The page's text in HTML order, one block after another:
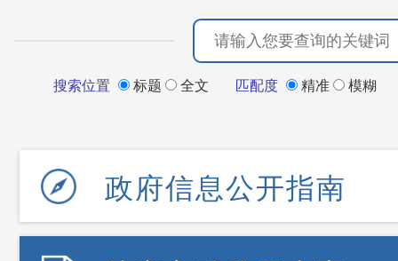
搜索位置 标题 全文 匹配度 精准 模糊
政府信息公开指南